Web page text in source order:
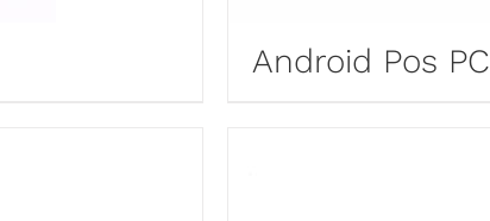
Android Pos PC